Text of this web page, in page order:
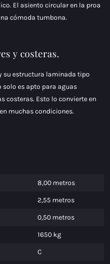
El asiento circular en la proa
cómoda tumbona.
y costeras.
su estructura laminada tipo
solo es apto para aguas
costeras. Esto lo convierte en
muchas condiciones.
8,00 metros
2,55 metros
0,50 metros
1650 kg
C